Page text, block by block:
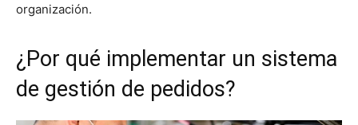
organización.
¿Por qué implementar un sistema
de gestión de pedidos?